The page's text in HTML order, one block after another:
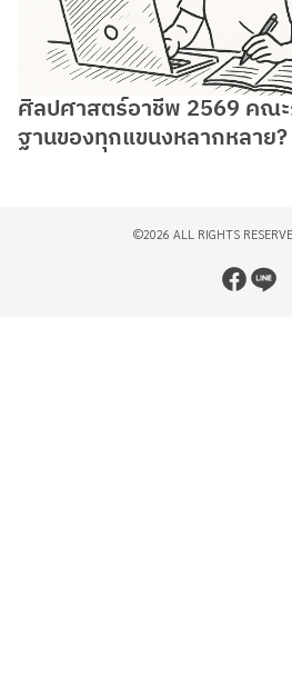
ศิลปศาสตร์อาชีพ 2569 คณ
ฐานของทุกแขนงหลากหลาย?
©2026 ALL RIGHTS